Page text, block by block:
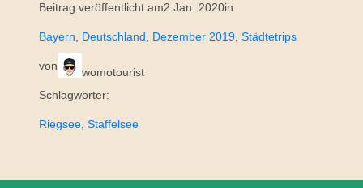
Beitrag veröffentlicht am2 Jan. 2020in
Bayern, Deutschland, Dezember 2019, Städtetrips
von
womotourist
Schlagwörter:
Riegsee, Staffelsee